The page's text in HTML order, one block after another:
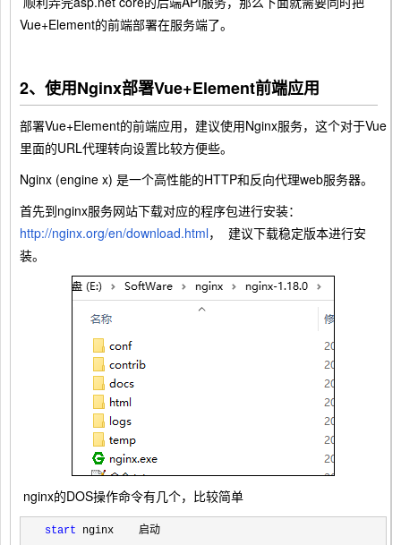
Vue+Element的前端部署在服务端了。
2、使用Nginx部署Vue+Element前端应用
部署Vue+Element的前端应用，建议使用Nginx服务，这个对于Vue
里面的URL代理转向设置比较方便些。
Nginx (engine x) 是一个高性能的HTTP和反向代理web服务器。
首先到nginx服务网站下载对应的程序包进行安装：
http://nginx.org/en/download.html， 建议下载稳定版本进行安
装。
nginx的DOS操作命令有几个，比较简单
start nginx    启动